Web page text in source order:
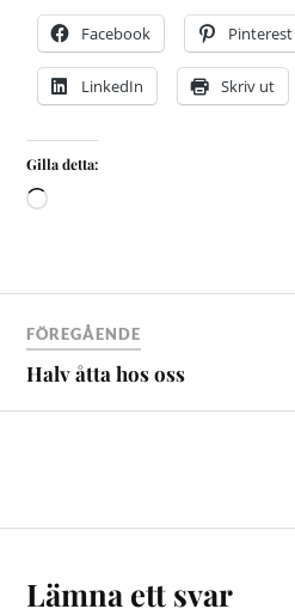
Facebook Pinterest
LinkedIn Skriv ut
Gilla detta:
FÖREGÅENDE
Halv åtta hos oss
Lämna ett svar